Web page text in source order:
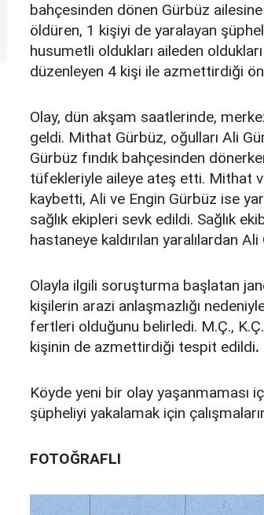
bahçesinden dönen Gürbüz
öldüren, 1 kişiyi de yaralayan
husumetli oldukları aileden
düzenleyen 4 kişi ile azmettirdiği
Olay, dün akşam saatlerinde,
geldi. Mithat Gürbüz, oğulları Ali
Gürbüz fındık bahçesinden
tüfekleriyle aileye ateş etti. Mithat
kaybetti, Ali ve Engin Gürbüz ise
sağlık ekipleri sevk edildi. Sağlık
hastaneye kaldırılan yaralılardan
Olayla ilgili soruşturma başlatan
kişilerin arazi anlaşmazlığı
fertleri olduğunu belirledi. M.Ç.,
kişinin de azmettirdiği tespit edildi.
Köyde yeni bir olay yaşanmaması
şüpheliyi yakalamak için
FOTOĞRAFLI